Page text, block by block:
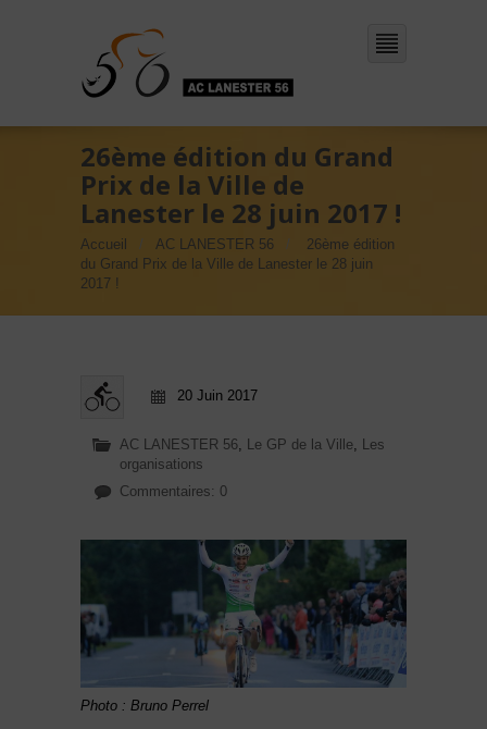
26ème édition du Grand
Prix de la Ville de
Lanester le 28 juin 2017 !
Accueil AC LANESTER 56
26ème édition
du Grand Prix de la Ville de Lanester le 28 juin
2017 !
20 Juin 2017
AC LANESTER 56, Le GP de la Ville, Les
organisations
Commentaires: 0
Photo : Bruno Perrel